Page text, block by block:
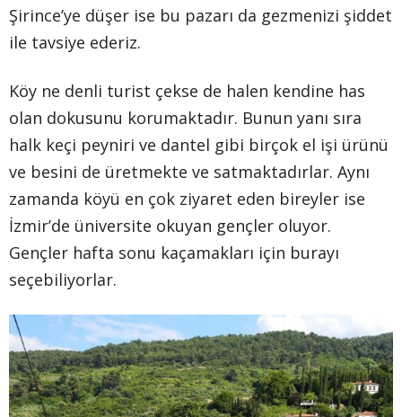
Şirince’ye düşer ise bu pazarı da gezmenizi şiddet
ile tavsiye ederiz.
Köy ne denli turist çekse de halen kendine has
olan dokusunu korumaktadır. Bunun yanı sıra
halk keçi peyniri ve dantel gibi birçok el işi ürünü
ve besini de üretmekte ve satmaktadırlar. Aynı
zamanda köyü en çok ziyaret eden bireyler ise
İzmir’de üniversite okuyan gençler oluyor.
Gençler hafta sonu kaçamakları için burayı
seçebiliyorlar.